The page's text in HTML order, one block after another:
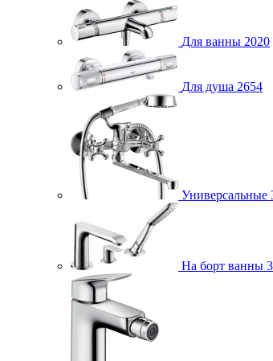
Для ванны 2020
Для душа 2654
Универсальные
На борт ванны